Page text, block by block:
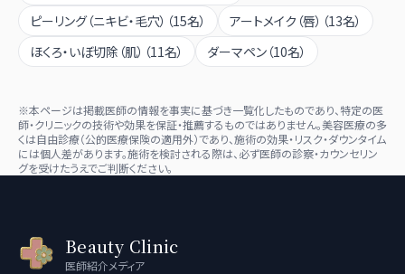
ピーリング（ニキビ・毛穴） （15名） アートメイク（唇） （13名）
ほくろ・いぼ切除（肌） （11名） ダーマペン （10名）
※本ページは掲載医師の情報を事実に基づき一覧化したものであり、特定の医
師・クリニックの技術や効果を保証・推薦するものではありません。美容医療の多
くは自由診療（公的医療保険の適用外）であり、施術の効果・リスク・ダウンタイム
には個人差があります。施術を検討される際は、必ず医師の診察・カウンセリン
グを受けたうえでご判断ください。
Beauty Clinic
医師紹介メディア